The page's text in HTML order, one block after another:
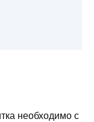
необходимо с